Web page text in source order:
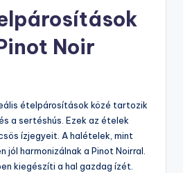
Noir
ételpárosítások közé tartozik
a sertéshús. Ezek az ételek
ízjegyeit. A halételek, mint
jól harmonizálnak a Pinot Noirral.
kiegészíti a hal gazdag ízét.